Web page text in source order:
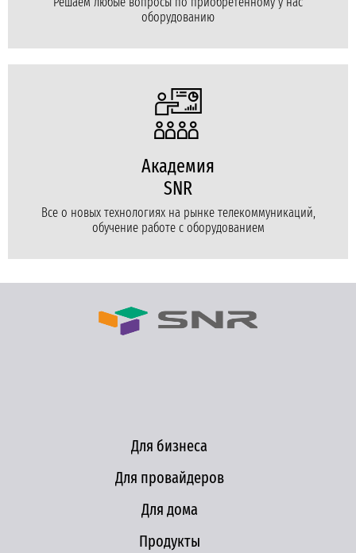
оборудованию
Академия
SNR
Все о новых технологиях на рынке телекоммуникаций,
обучение работе с оборудованием
Для бизнеса
Для провайдеров
Для дома
Продукты